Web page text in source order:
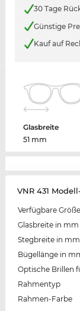
30 Tage
Günstige
Kauf auf
Glasbreite
51 mm
VNR 431
Verfügbare
Glasbreite in mm
Stegbreite in mm
Bügellänge in
Optische Brillen
Rahmentyp
Rahmen-Farbe